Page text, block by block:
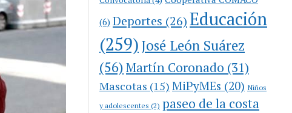
(6) Deportes (26)Educación
(259)José León Suárez
(56)Martín Coronado (31)
Mascotas (15) MiPyMEs (20) Niños
y adolescentes (2) paseo de la costa